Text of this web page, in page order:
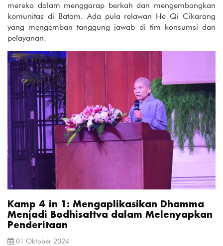
mereka dalam menggarap berkah dan mengembangkan
komunitas di Batam. Ada pula relawan He Qi Cikarang
yang mengemban tanggung jawab di tim konsumsi dan
pelayanan.
Kamp 4 in 1: Mengaplikasikan Dhamma
Menjadi Bodhisattva dalam Melenyapkan
Penderitaan
01 Oktober 2024